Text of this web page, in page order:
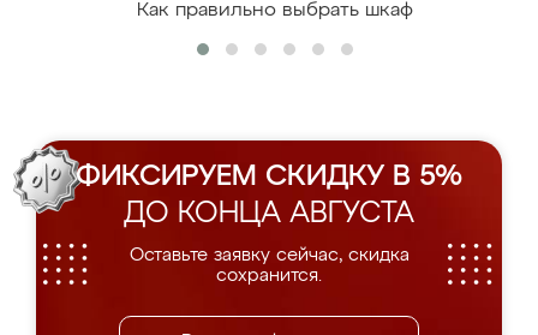
Как правильно выбрать шкаф
ФИКСИРУЕМ СКИДКУ В 5%
ДО КОНЦА АВГУСТА
Оставьте заявку сейчас, скидка
сохранится.